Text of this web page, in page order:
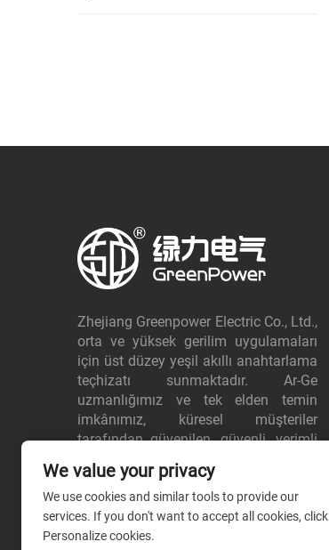
Zhejiang Greenpower Electric Co., Ltd.,
orta ve yüksek gerilim uygulamaları
için üst düzey yeşil akıllı anahtarlama
teçhizatı sunmaktadır. Ar-Ge
uzmanlığımız ve tek elden temin
imkânımız, küresel müşteriler
tarafından güvenilen, güvenli, verimli
ve enerji tasarruflu çözümler sunar.
Bugün hemen teklif isteyin.
We value your privacy
We use cookies and similar tools to provide our
services. If you don't want to accept all cookies, click
Personalize cookies.